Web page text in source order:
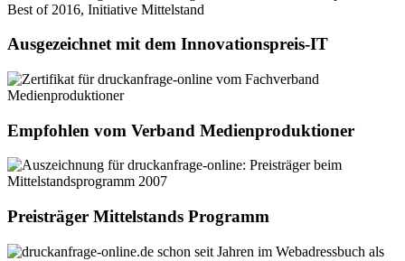
Ausgezeichnet mit dem Innovationspreis-IT
Empfohlen vom Verband Medienproduktioner
Preisträger Mittelstands Programm